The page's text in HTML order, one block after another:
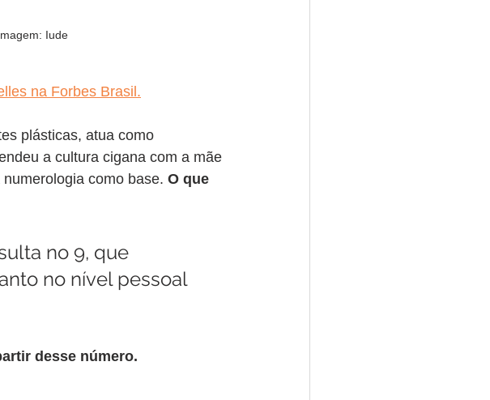
Iude
na Forbes Brasil.
plásticas, atua como
a cultura cigana com a mãe
como base. O que
no 9, que
no nível pessoal
desse número.